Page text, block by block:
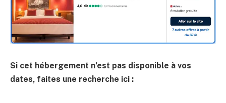
Si cet hébergement n’est pas disponible à vos
dates, faites une recherche ici :